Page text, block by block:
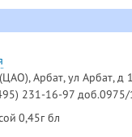
Арбат, ул Арбат, д
231-16-97
0,45г бл